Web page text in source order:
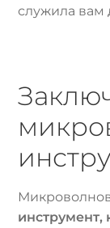
служила вам
инструмент,